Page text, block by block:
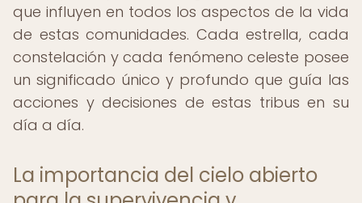
que influyen en todos los aspectos de la vida
de estas comunidades. Cada estrella, cada
constelación y cada fenómeno celeste posee
un significado único y profundo que guía las
acciones y decisiones de estas tribus en su
día a día.
La importancia del cielo abierto